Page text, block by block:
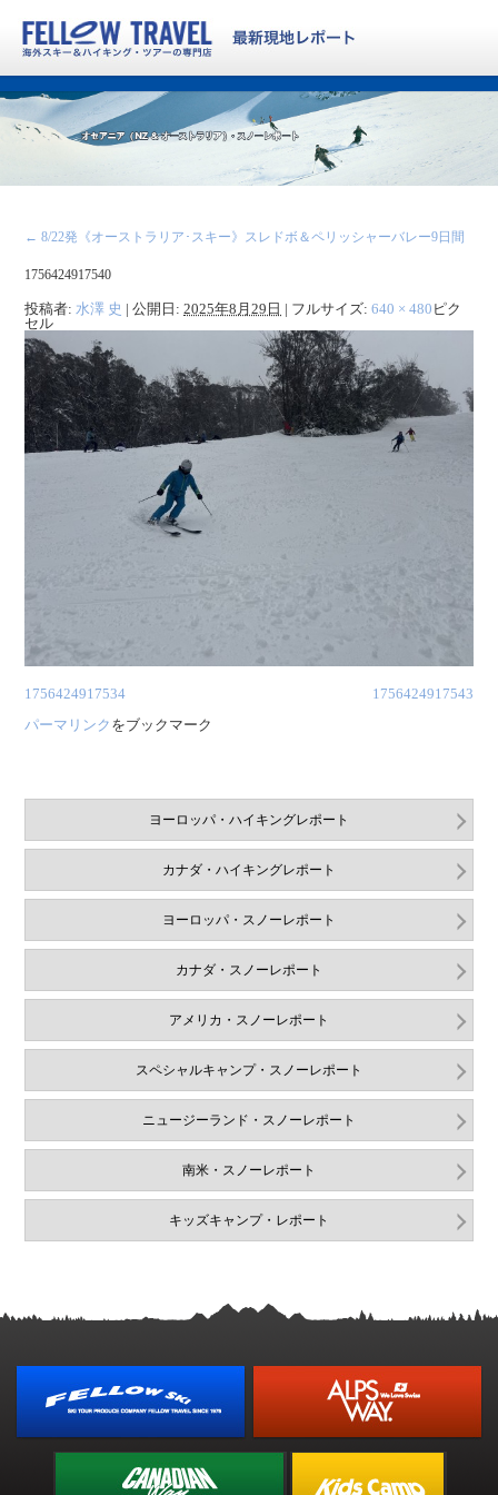
← 8/22発《オーストラリア･スキー》スレドボ＆ペリッシャーバレー9日間
1756424917540
投稿者: 水澤 史 | 公開日: 2025年8月29日 | フルサイズ:640 × 480 ピク
セル
1756424917534
1756424917543
パーマリンク をブックマーク
ヨーロッパ・ハイキングレポート
カナダ・ハイキングレポート
ヨーロッパ・スノーレポート
カナダ・スノーレポート
アメリカ・スノーレポート
スペシャルキャンプ・スノーレポート
ニュージーランド・スノーレポート
南米・スノーレポート
キッズキャンプ・レポート